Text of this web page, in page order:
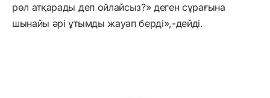
рөл атқарады деп ойлайсыз?» деген сұрағына
шынайы әрі ұтымды жауап берді»,-дейді.